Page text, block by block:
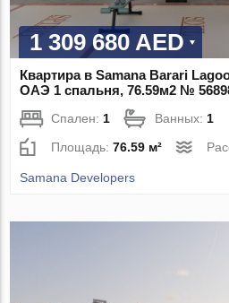
1 309 680 AED
Квартира в Samana Barari
ОАЭ 1 спальня, 76.59м2 №
Спален: 1 Ванных: 1
Площадь:76.59 м²
Samana Developers